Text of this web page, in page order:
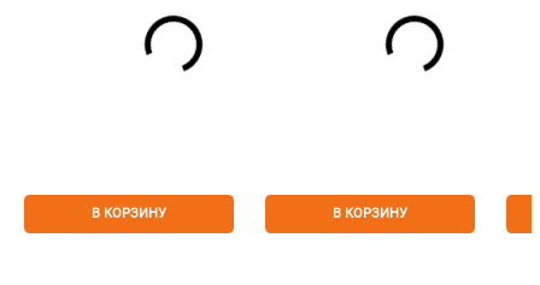
В КОРЗИНУ В КОРЗИНУ